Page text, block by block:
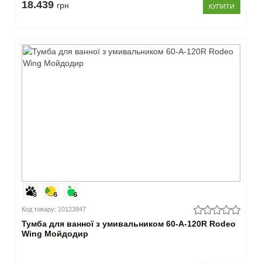
18.439 грн КУПИТИ
Код товару: 10123847
Тумба для ванної з умивальником 60-А-120R Rodeo
Wing Мойдодир